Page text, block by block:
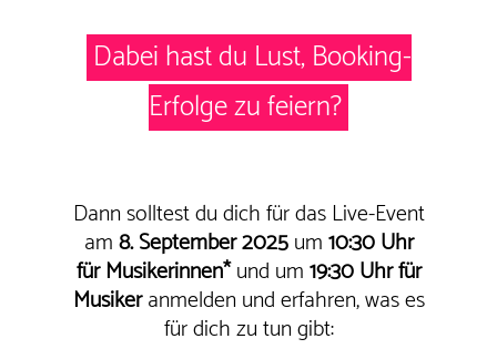
Dabei hast du Lust, Booking-
Erfolge zu feiern?
Dann solltest du dich für das Live-Event
am8. September 2025um10:30 Uhr
für Musikerinnen*und um19:30 Uhrfür
Musikeranmelden und erfahren, was es
für dich zu tun gibt: